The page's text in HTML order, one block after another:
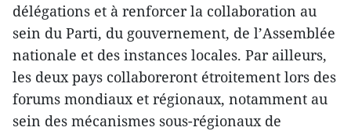
délégations et à renforcer la collaboration au
sein du Parti, du gouvernement, de l’Assemblée
nationale et des instances locales. Par ailleurs,
les deux pays collaboreront étroitement lors des
forums mondiaux et régionaux, notamment au
sein des mécanismes sous-régionaux de